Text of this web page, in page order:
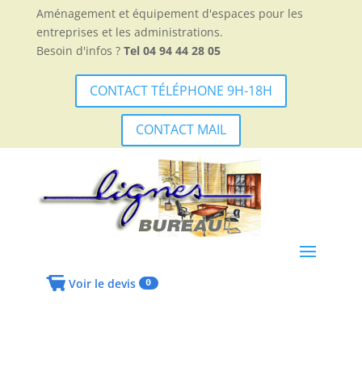
Aménagement et équipement d'espaces pour les
entreprises et les administrations.
Besoin d'infos ? Tel 04 94 44 28 05
CONTACT TÉLÉPHONE 9H-18H
CONTACT MAIL
Voir le devis 0